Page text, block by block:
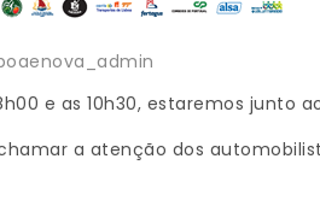
e as 10h30, estaremos junto
a atenção dos